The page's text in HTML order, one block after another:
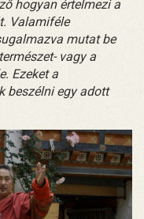
hogyan értelmezi a
Valamiféle
mutat be
vagy a
Ezeket a
beszélni egy adott